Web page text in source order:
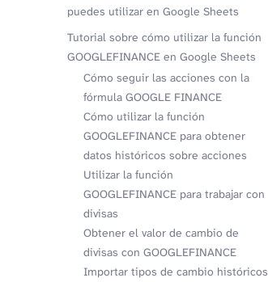
puedes utilizar en Google Sheets
Tutorial sobre cómo utilizar la función
GOOGLEFINANCE en Google Sheets
Cómo seguir las acciones con la
fórmula GOOGLE FINANCE
Cómo utilizar la función
GOOGLEFINANCE para obtener
datos históricos sobre acciones
Utilizar la función
GOOGLEFINANCE para trabajar con
divisas
Obtener el valor de cambio de
divisas con GOOGLEFINANCE
Importar tipos de cambio históricos